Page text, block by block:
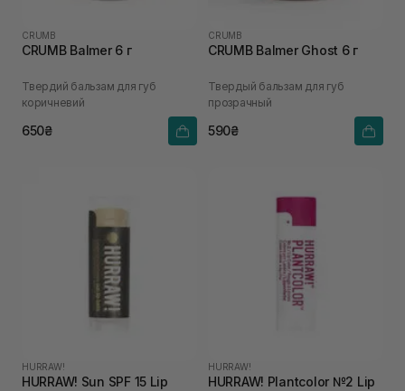
CRUMB
CRUMB Balmer 6 г
Твердий бальзам для губ
коричневий
650₴
CRUMB
CRUMB Balmer Ghost 6 г
Твердый бальзам для губ
прозрачный
590₴
HURRAW!
HURRAW! Sun SPF 15 Lip
HURRAW!
HURRAW! Plantcolor №2 Lip